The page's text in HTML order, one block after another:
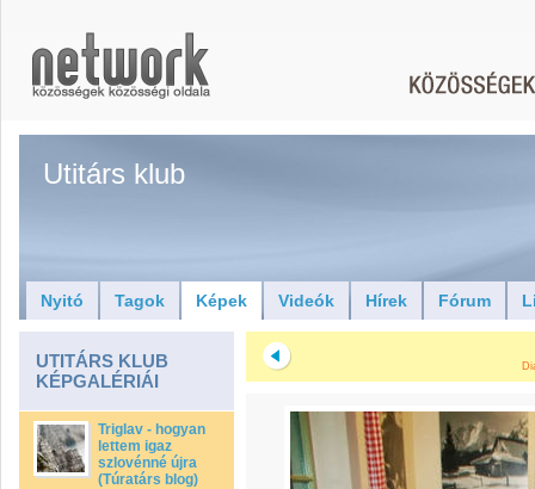
Utitárs klub
Nyitó Tagok Képek Videók Hírek Fórum
UTITÁRS KLUB
KÉPGALÉRIÁI
Triglav - hogyan
lettem igaz
szlovénné újra
(Túratárs blog)